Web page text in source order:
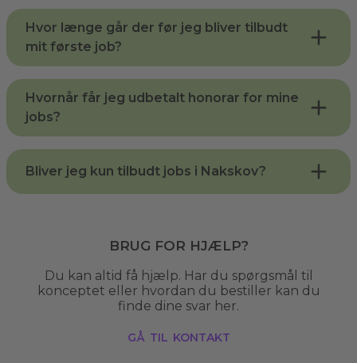
Hvor længe går der før jeg bliver tilbudt
mit første job?
Hvornår får jeg udbetalt honorar for mine
jobs?
Bliver jeg kun tilbudt jobs i Nakskov?
Brug for hjælp?
Du kan altid få hjælp. Har du spørgsmål til
konceptet eller hvordan du bestiller kan du
finde dine svar her.
gå til kontakt